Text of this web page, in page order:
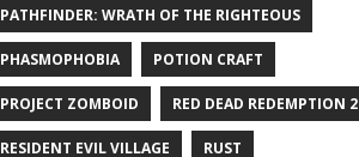
PATHFINDER: WRATH OF THE RIGHTEOUS
PHASMOPHOBIA POTION CRAFT
PROJECT ZOMBOID RED DEAD REDEMPTION 2
RESIDENT EVIL VILLAGE RUST